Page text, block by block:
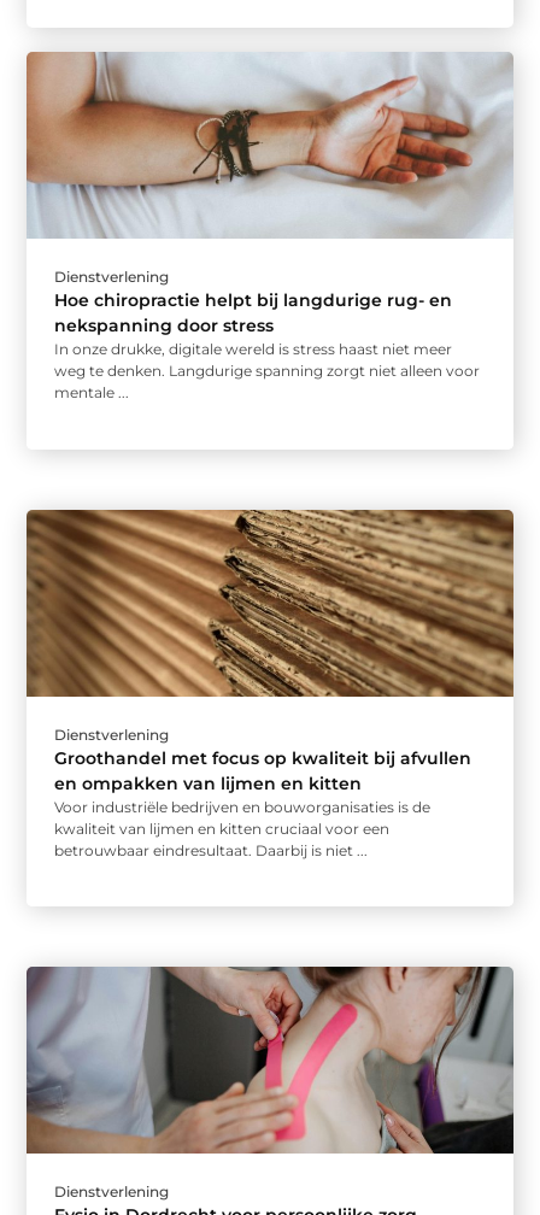
Dienstverlening
Hoe chiropractie helpt bij langdurige rug- en
nekspanning door stress
In onze drukke, digitale wereld is stress haast niet meer
weg te denken. Langdurige spanning zorgt niet alleen voor
mentale ...
Dienstverlening
Groothandel met focus op kwaliteit bij afvullen
en ompakken van lijmen en kitten
Voor industriële bedrijven en bouworganisaties is de
kwaliteit van lijmen en kitten cruciaal voor een
betrouwbaar eindresultaat. Daarbij is niet ...
Dienstverlening